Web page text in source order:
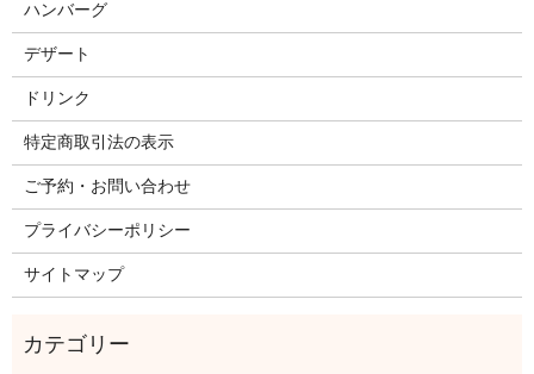
ハンバーグ
デザート
ドリンク
特定商取引法の表示
ご予約・お問い合わせ
プライバシーポリシー
サイトマップ